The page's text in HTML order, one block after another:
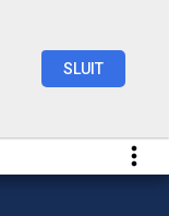
SLUIT